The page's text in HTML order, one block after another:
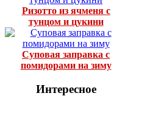
Ризотто из ячменя с
тунцом и цукини
Суповая заправка с
помидорами на зиму
Интересное